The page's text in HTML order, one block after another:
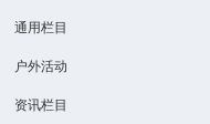
通用栏目
户外活动
资讯栏目